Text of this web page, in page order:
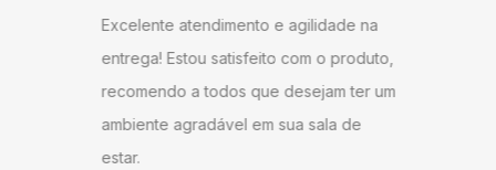
Excelente atendimento e agilidade na
entrega! Estou satisfeito com o produto,
recomendo a todos que desejam ter um
ambiente agradável em sua sala de
estar.